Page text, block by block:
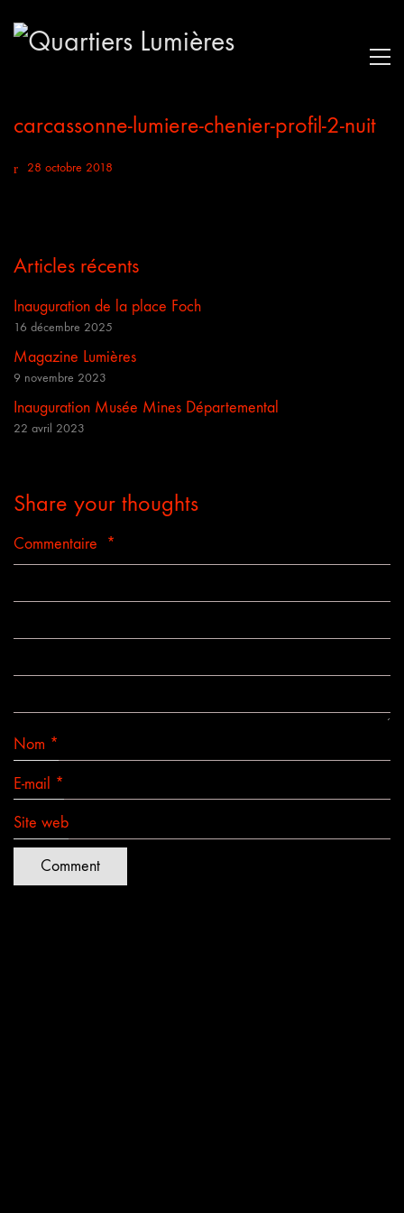
carcassonne-lumiere-chenier-profil-2-nuit
28 octobre 2018
Articles récents
Inauguration de la place Foch
16 décembre 2025
Magazine Lumières
9 novembre 2023
Inauguration Musée Mines Départemental
22 avril 2023
Share your thoughts
Commentaire *
Nom *
E-mail *
Site web